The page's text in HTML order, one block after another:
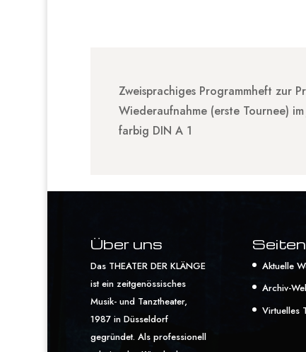
Zweisprachiges Programmheft zur
Wiederaufnahme (erste Tournee)
farbig DIN A 1
Über uns
Das THEATER DER KLÄNGE
ist ein zeitgenössisches
Musik- und Tanztheater,
1987 in Düsseldorf
gegründet. Als professionell
Seiten
Aktuelle
Archiv-
Virtuelles